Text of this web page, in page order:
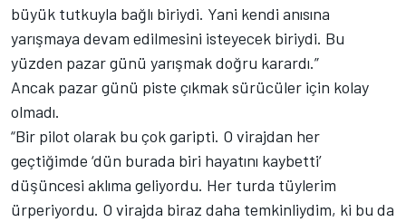
büyük tutkuyla bağlı biriydi. Yani kendi anısına
yarışmaya devam edilmesini isteyecek biriydi. Bu
yüzden pazar günü yarışmak doğru karardı.”
Ancak pazar günü piste çıkmak sürücüler için kolay
olmadı.
“Bir pilot olarak bu çok garipti. O virajdan her
geçtiğimde ‘dün burada biri hayatını kaybetti’
düşüncesi aklıma geliyordu. Her turda tüylerim
ürperiyordu. O virajda biraz daha temkinliydim, ki bu da